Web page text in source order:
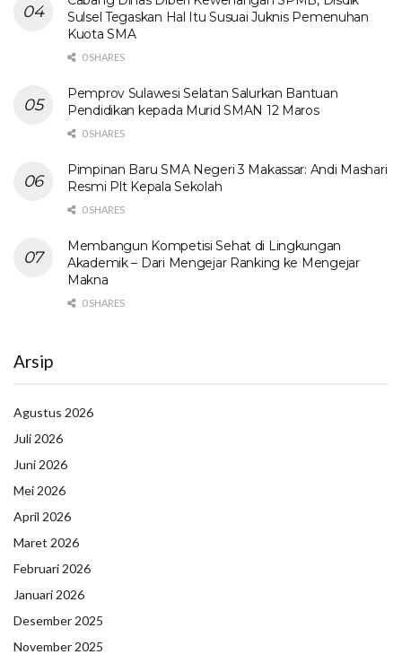
Sulsel Tegaskan Hal Itu Susuai Juknis Pemenuhan
Kuota SMA
0 SHARES
Pemprov Sulawesi Selatan Salurkan Bantuan
Pendidikan kepada Murid SMAN 12 Maros
0 SHARES
Pimpinan Baru SMA Negeri 3 Makassar: Andi Mashari
Resmi Plt Kepala Sekolah
0 SHARES
Membangun Kompetisi Sehat di Lingkungan
Akademik – Dari Mengejar Ranking ke Mengejar
Makna
0 SHARES
Arsip
Agustus 2026
Juli 2026
Juni 2026
Mei 2026
April 2026
Maret 2026
Februari 2026
Januari 2026
Desember 2025
November 2025